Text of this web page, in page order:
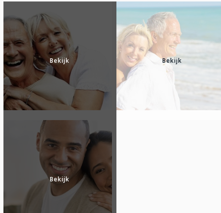
Bekijk Bekijk
Bekijk